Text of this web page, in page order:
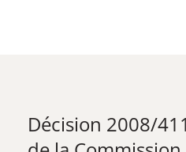
Décision 2008/